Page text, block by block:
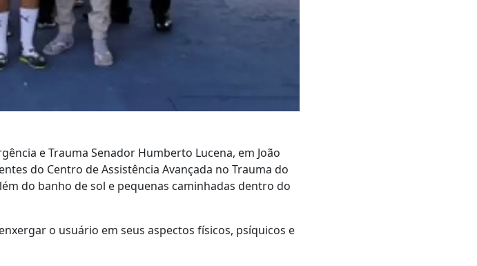
e Trauma Senador Humberto Lucena, em João
do Centro de Assistência Avançada no Trauma do
do banho de sol e pequenas caminhadas dentro do
o usuário em seus aspectos físicos, psíquicos e